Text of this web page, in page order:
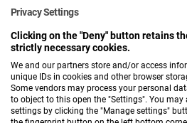
Privacy Settings
Clicking on the "Deny" button retains
strictly necessary cookies.
We and our partners store and/or access
unique IDs in cookies and other browser
Some vendors may process your personal
to object to this open the "Settings". You may
settings by clicking the "Manage settings"